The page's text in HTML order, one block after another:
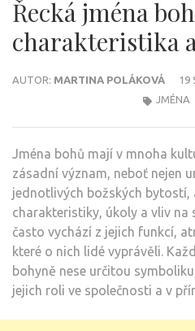
Řecká jména
charakteristika
AUTOR: MARTINA POLÁKOVÁ
19
JMÉNA
Jména bohů mají v mnoha
zásadní význam, neboť nejen
jednotlivých božských bytostí,
charakteristiky, úkoly a vliv na
často vychází z jejich funkcí,
které o nich lidé vyprávěli.
bohyně nese určitou
jejich roli ve společnosti a v